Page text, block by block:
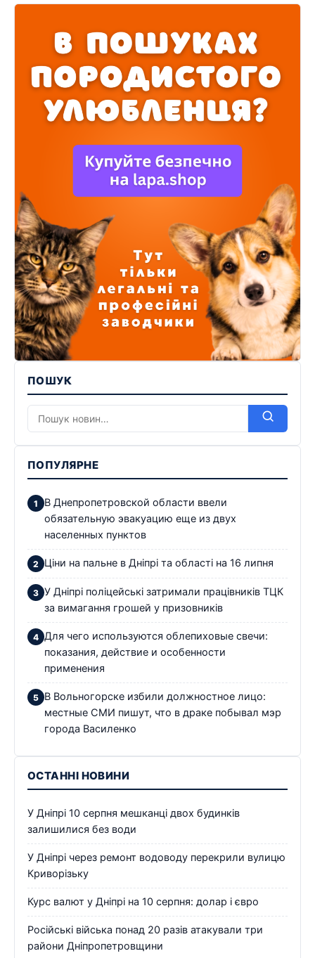
ПОШУК
ПОПУЛЯРНЕ
В Днепропетровской области ввели
обязательную эвакуацию еще из двух
населенных пунктов
Ціни на пальне в Дніпрі та області на 16 липня
У Дніпрі поліцейські затримали працівників ТЦК
за вимагання грошей у призовників
Для чего используются облепиховые свечи:
показания, действие и особенности
применения
В Вольногорске избили должностное лицо:
местные СМИ пишут, что в драке побывал мэр
города Василенко
ОСТАННІ НОВИНИ
У Дніпрі 10 серпня мешканці двох будинків
залишилися без води
У Дніпрі через ремонт водоводу перекрили вулицю
Криворізьку
Курс валют у Дніпрі на 10 серпня: долар і євро
Російські війська понад 20 разів атакували три
райони Дніпропетровщини